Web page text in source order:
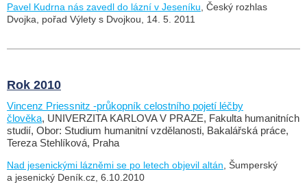
Pavel Kudrna nás zavedl do lázní v Jeseníku , Český rozhlas
Dvojka, pořad Výlety s Dvojkou, 14. 5. 2011
Rok 2010
Vincenz Priessnitz -průkopník celostního pojetí léčby
člověka, UNIVERZITA KARLOVA V PRAZE, Fakulta humanitních
studií, Obor: Studium humanitní vzdělanosti, Bakalářská práce,
Tereza Stehlíková, Praha
Nad jesenickými lázněmi se po letech objevil altán , Šumperský
a jesenický Deník.cz, 6.10.2010